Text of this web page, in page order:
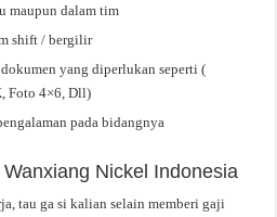
maupun dalam tim
shift / bergilir
yang diperlukan seperti (
Foto 4×6, Dll)
pada bidangnya
Nickel Indonesia
tau ga si kalian selain memberi gaji